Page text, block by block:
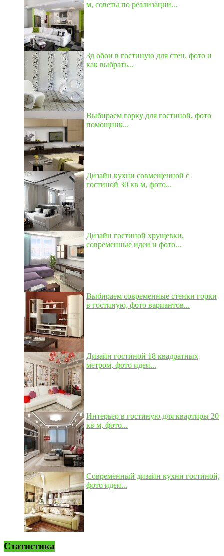
м, советы по реализации...
3д обои в гостиную для стен, фото и
как выбрать...
Выбираем горку для гостиной, фото
помощник...
Дизайн кухни совмещенной с
гостиной 30 кв м, фото...
Дизайн гостиной хрущевки,
современные идеи и фото...
Выбираем современные стенки горки
в гостиную, фото вариантов...
Дизайн гостиной 18 квадратных
метром, фото идеи...
Интерьер в гостиную для квартиры 20
кв м, фото...
Современный дизайн кухни гостиной,
фото идеи...
Статистика